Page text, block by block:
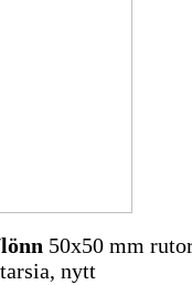
50x50 mm
nytt